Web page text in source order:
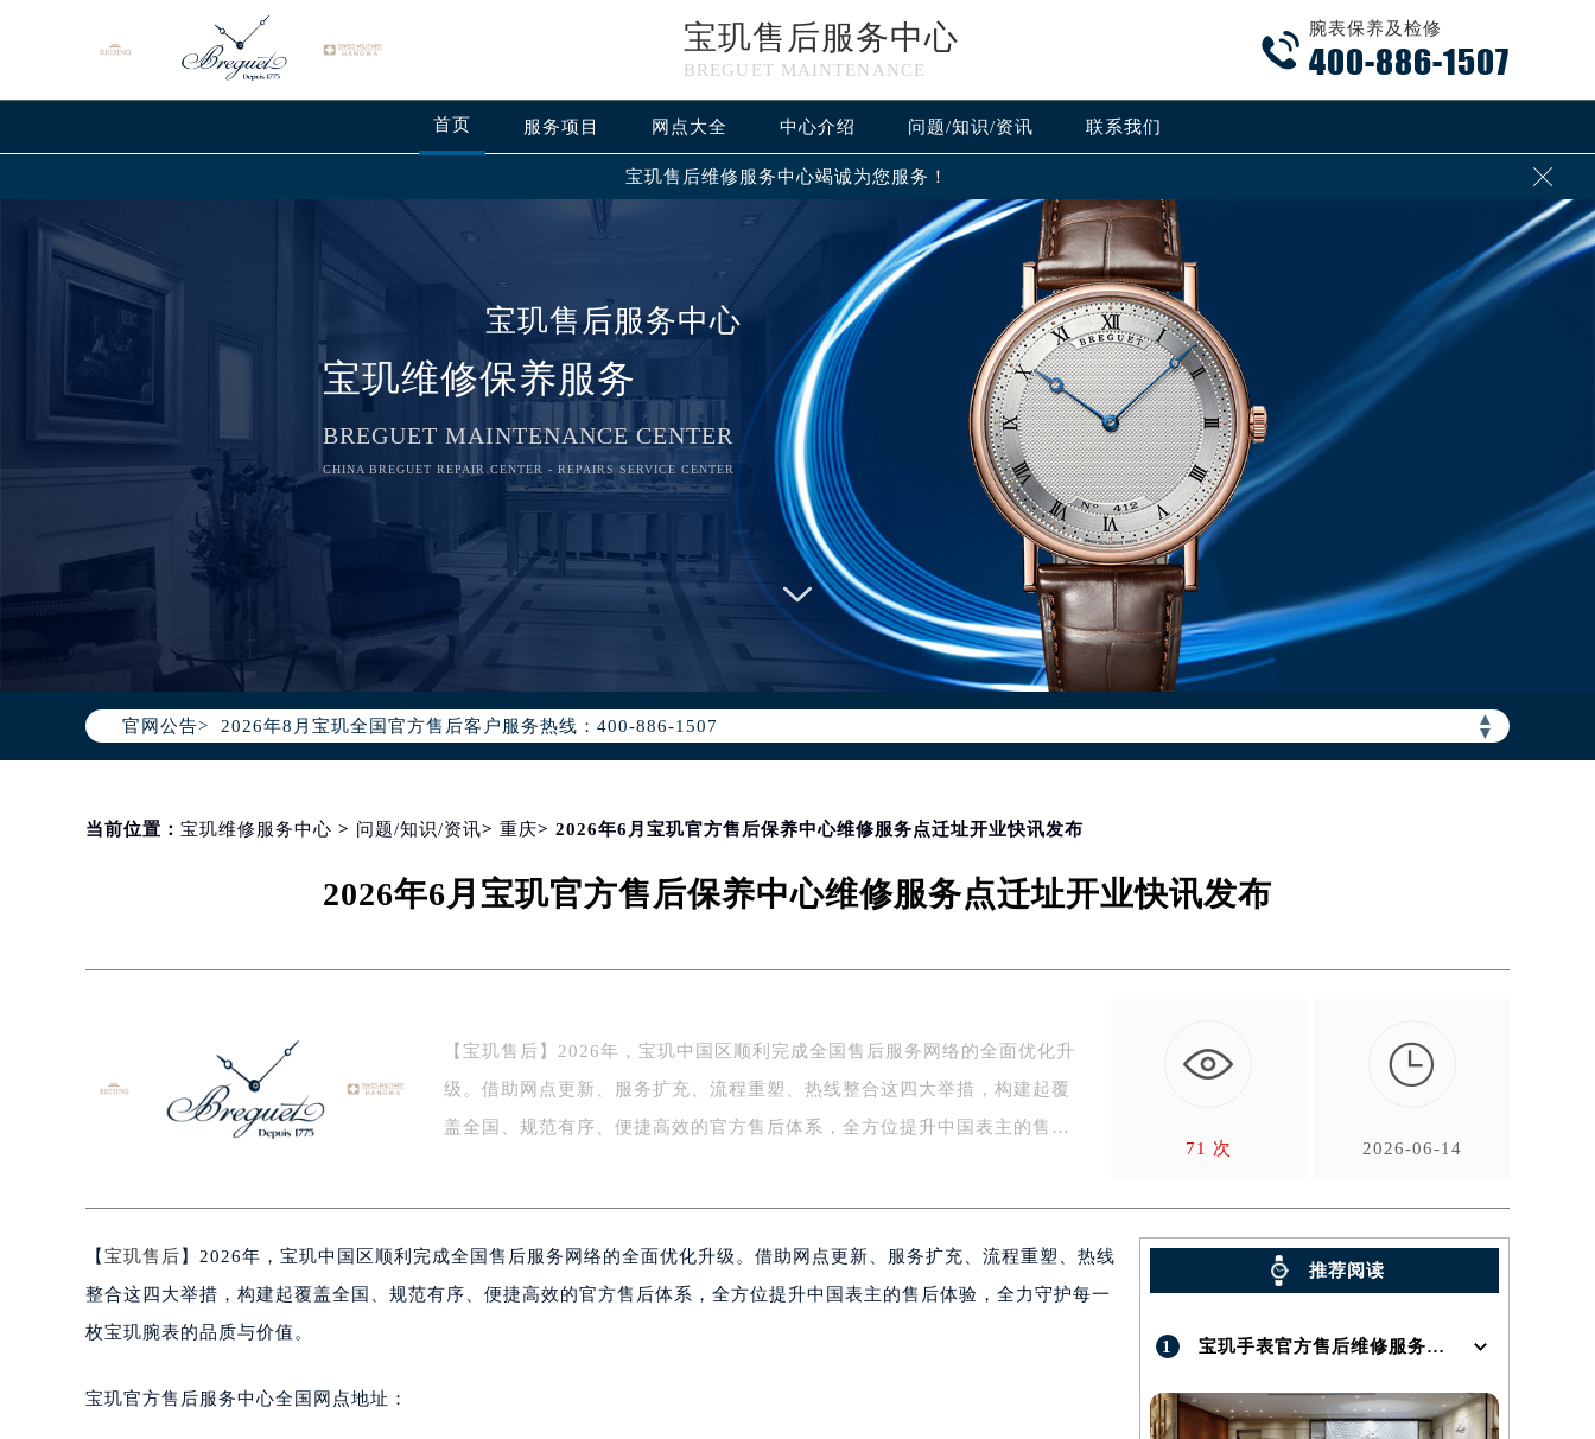
宝玑售后服务中心
BREGUET MAINTENANCE

腕表保养及检修
400-886-1507
首页 服务项目 网点大全 中心介绍 问题/知识/资讯 联系我们
宝玑售后维修服务中心竭诚为您服务！ 
宝玑售后服务中心
宝玑维修保养服务
BREGUET MAINTENANCE CENTER
CHINA BREGUET REPAIR CENTER - REPAIRS SERVICE CENTER
官网公告> ▲
▼
2026年8月宝玑中国区售后服务网络优化升级公告
2026年8月宝玑全国官方售后客户服务热线：400-886-1507
宝玑官方全国统一服务热线400-886-1507，服务覆盖中国大陆、香港、澳门、台湾全部区域（非大陆需加拨“+86”）
2026年8月宝玑售后服务中心最新网点地址：
北京市东城区东长安街1号东方广场写字楼W3座6层602室（需提前预约）
上海市徐汇区虹桥路3号港汇中心写字楼2座37层3705室（需提前预约）
扬州市邗江区国展路29号星耀天地写字楼1号楼18层1803室（需提前预约）
盐城市盐都区世纪大道5号盐城金融城写字楼1号楼16层1604室（需提前预约）
泰州市海陵区永定东路399号置地商务中心东塔写字楼（华润万象城）17层1706室（需提前预约）
绍兴市越城区胜利东路379号世茂天际中心写字楼8层805室（需提前预约）
嘉兴市南湖区广益路705号嘉兴世界贸易中心写字楼A座13层1304室（需提前预约）
南昌市红谷滩新区红谷中大道998号绿地双子塔（中央广场）A1座办公楼14层07室（需提前预约）
广州市天河区天河路230号万菱汇国际中心写字楼A塔7层704室（需提前预约）
当前位置： 宝玑维修服务中心 > 问题/知识/资讯> 重庆> 2026年6月宝玑官方售后保养中心维修服务点迁址开业快讯发布
2026年6月宝玑官方售后保养中心维修服务点迁址开业快讯发布
【宝玑售后】2026年，宝玑中国区顺利完成全国售后服务网络的全面优化升
级。借助网点更新、服务扩充、流程重塑、热线整合这四大举措，构建起覆
盖全国、规范有序、便捷高效的官方售后体系，全方位提升中国表主的售
71 次

2026-06-14
【 宝玑售后 】2026年，宝玑中国区顺利完成全国售后服务网络的全面优化升级。借助网点更新、服务扩充、流程重塑、热线
整合这四大举措，构建起覆盖全国、规范有序、便捷高效的官方售后体系，全方位提升中国表主的售后体验，全力守护每一
枚宝玑腕表的品质与价值。
宝玑官方售后服务中心全国网点地址：
推荐阅读
1 宝玑手表官方售后维修服务点地址在哪呢？